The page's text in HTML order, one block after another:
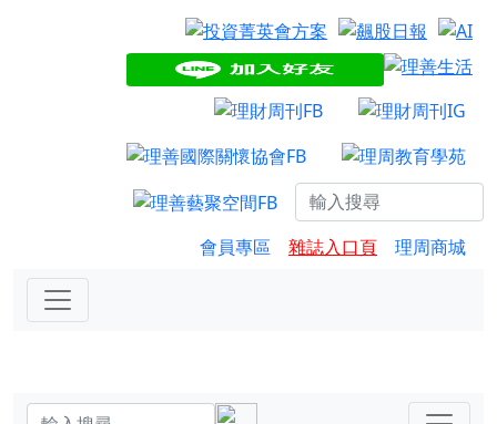
會員專區 雜誌入口頁 理周商城